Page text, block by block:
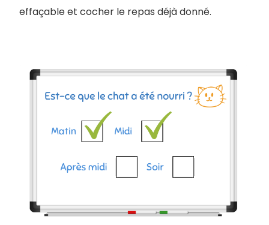
effaçable et cocher le repas déjà donné.